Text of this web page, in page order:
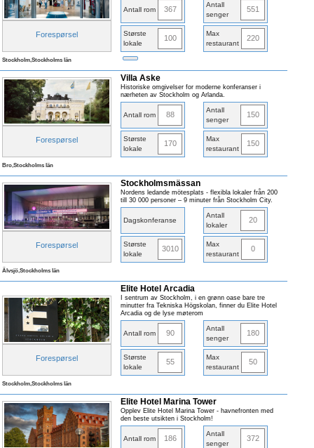
Forespørsel
Antall rom 367
Antall
senger
551
Største
lokale
100
Max
restaurant
220
Stockholm,Stockholms län
Forespørsel
Villa Aske
Historiske omgivelser for moderne konferanser i
nærheten av Stockholm og Arlanda.
Antall rom 88
Antall
senger
150
Største
lokale
170
Max
restaurant
150
Bro,Stockholms län
Forespørsel
Stockholmsmässan
Nordens ledande mötesplats - flexibla lokaler från 200
till 30 000 personer – 9 minuter från Stockholm City.
Dagskonferanse
Antall
lokaler
20
Største
lokale
3010
Max
restaurant
0
Älvsjö,Stockholms län
Forespørsel
Elite Hotel Arcadia
I sentrum av Stockholm, i en grønn oase bare tre
minutter fra Tekniska Högskolan, finner du Elite Hotel
Arcadia og de lyse møterom
Antall rom 90
Antall
senger
180
Største
lokale
55
Max
restaurant
50
Stockholm,Stockholms län
Elite Hotel Marina Tower
Opplev Elite Hotel Marina Tower - havnefronten med
den beste utsikten i Stockholm!
Antall rom 186
Antall
senger
372